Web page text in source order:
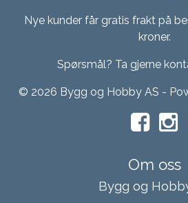
Nye kunder får gratis frakt på
kroner.
Spørsmål? Ta gjerne
© 2026 Bygg og Hobby AS -
Om oss
Bygg og